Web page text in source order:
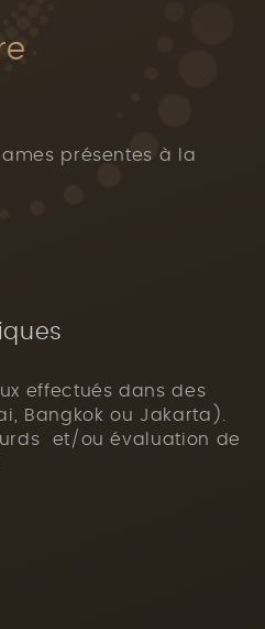
présentes à la
effectués dans des
Bangkok ou Jakarta).
et/ou évaluation de